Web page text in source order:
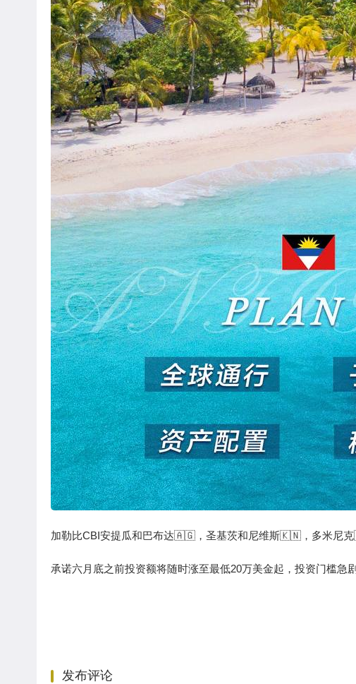
加勒比CBI安提瓜和巴布达🇦🇬，圣基茨和尼维斯🇰🇳，多米尼
承诺六月底之前投资额将随时涨至最低20万美金起，投资门槛急剧
发布评论